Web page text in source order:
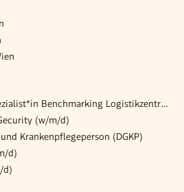
Prozessmanagement - Spezialist*in Benchmarking Logistikzentren (w/m/d)
(w/m/d)
Krankenpflegeperson (DGKP)
d)
d)